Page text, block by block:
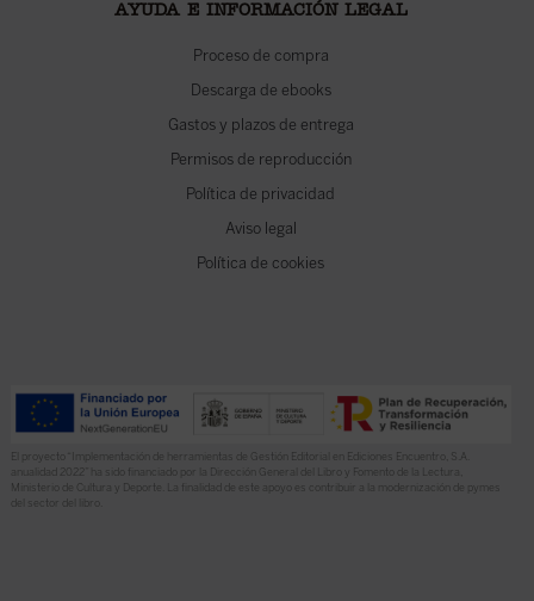
AYUDA E INFORMACIÓN LEGAL
Proceso de compra
Descarga de ebooks
Gastos y plazos de entrega
Permisos de reproducción
Política de privacidad
Aviso legal
Política de cookies
El proyecto “Implementación de herramientas de Gestión Editorial en Ediciones Encuentro, S.A.
anualidad 2022” ha sido financiado por la Dirección General del Libro y Fomento de la Lectura,
Ministerio de Cultura y Deporte. La finalidad de este apoyo es contribuir a la modernización de pymes
del sector del libro.